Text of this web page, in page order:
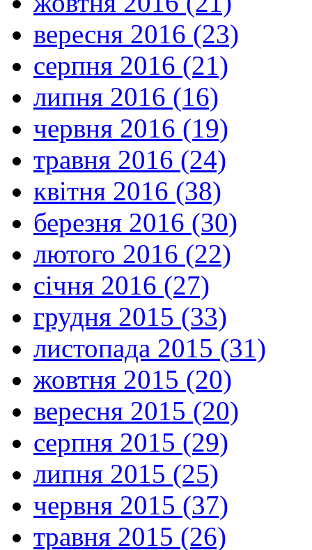
вересня 2016 (23)
серпня 2016 (21)
липня 2016 (16)
червня 2016 (19)
травня 2016 (24)
квітня 2016 (38)
березня 2016 (30)
лютого 2016 (22)
січня 2016 (27)
грудня 2015 (33)
листопада 2015 (31)
жовтня 2015 (20)
вересня 2015 (20)
серпня 2015 (29)
липня 2015 (25)
червня 2015 (37)
травня 2015 (26)